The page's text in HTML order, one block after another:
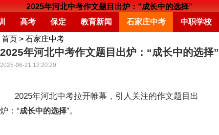
2025年河北中考作文题目出炉：“成长中的选择”
高考 保定 教育新闻 石家庄中考 中职学校
首页 > 石家庄中考
2025年河北中考作文题目出炉：“成长中的选择”
2025-06-21 12:20:29
2025年河北中考拉开帷幕，引人关注的作文题目出
炉：“成长中的选择”。